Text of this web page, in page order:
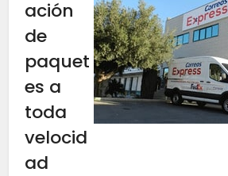
ación
de
paquet
es a
toda
velocid
ad